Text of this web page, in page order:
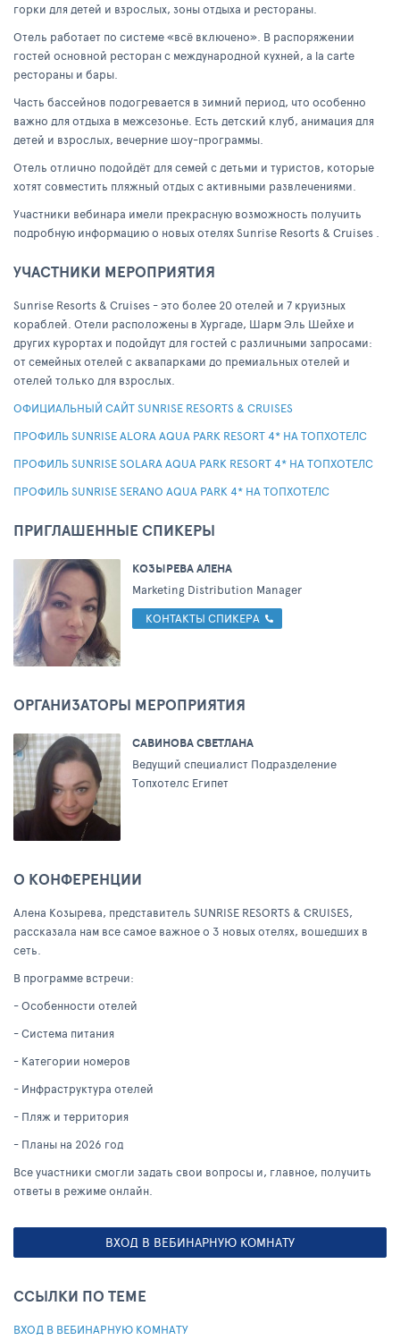
горки для детей и взрослых, зоны отдыха и рестораны.
Отель работает по системе «всё включено». В распоряжении
гостей основной ресторан с международной кухней, a la carte
рестораны и бары.
Часть бассейнов подогревается в зимний период, что особенно
важно для отдыха в межсезонье. Есть детский клуб, анимация для
детей и взрослых, вечерние шоу-программы.
Отель отлично подойдёт для семей с детьми и туристов, которые
хотят совместить пляжный отдых с активными развлечениями.
Участники вебинара имели прекрасную возможность получить
подробную информацию о новых отелях Sunrise Resorts & Cruises .
УЧАСТНИКИ МЕРОПРИЯТИЯ
Sunrise Resorts & Cruises - это более 20 отелей и 7 круизных
кораблей. Отели расположены в Хургаде, Шарм Эль Шейхе и
других курортах и подойдут для гостей с различными запросами:
от семейных отелей с аквапарками до премиальных отелей и
отелей только для взрослых.
ОФИЦИАЛЬНЫЙ САЙТ SUNRISE RESORTS & CRUISES
ПРОФИЛЬ SUNRISE ALORA AQUA PARK RESORT 4* НА ТОПХОТЕЛС
ПРОФИЛЬ SUNRISE SOLARA AQUA PARK RESORT 4* НА ТОПХОТЕЛС
ПРОФИЛЬ SUNRISE SERANO AQUA PARK 4* НА ТОПХОТЕЛС
ПРИГЛАШЕННЫЕ СПИКЕРЫ
КОЗЫРЕВА АЛЕНА
Marketing Distribution Manager
КОНТАКТЫ СПИКЕРА
ОРГАНИЗАТОРЫ МЕРОПРИЯТИЯ
САВИНОВА СВЕТЛАНА
Ведущий специалист Подразделение
Топхотелс Египет
О КОНФЕРЕНЦИИ
Алена Козырева, представитель SUNRISE RESORTS & CRUISES,
рассказала нам все самое важное о 3 новых отелях, вошедших в
сеть.
В программе встречи:
- Особенности отелей
- Система питания
- Категории номеров
- Инфраструктура отелей
- Пляж и территория
- Планы на 2026 год
Все участники смогли задать свои вопросы и, главное, получить
ответы в режиме онлайн.
ВХОД В ВЕБИНАРНУЮ КОМНАТУ
ССЫЛКИ ПО ТЕМЕ
ВХОД В ВЕБИНАРНУЮ КОМНАТУ